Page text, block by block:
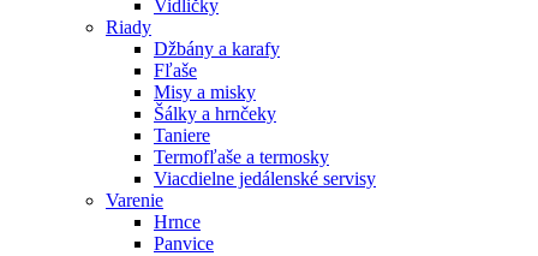
Vidličky
Riady
Džbány a karafy
Fľaše
Misy a misky
Šálky a hrnčeky
Taniere
Termofľaše a termosky
Viacdielne jedálenské servisy
Varenie
Hrnce
Panvice